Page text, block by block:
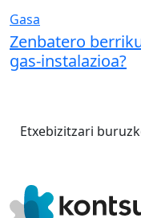
Gasa
Zenbatero
gas-instalazioa?
Etxebizitzari